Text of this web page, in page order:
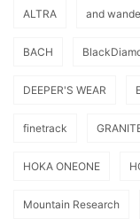
ALTRA and
BACH
DEEPER'S WEAR
finetrack
HOKA ONEONE
Mountain Research